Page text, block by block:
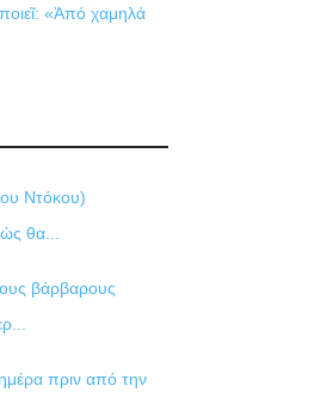
«Ἀπό χαμηλά
Ντόκου)
θα...
βάρβαρους
πριν από την